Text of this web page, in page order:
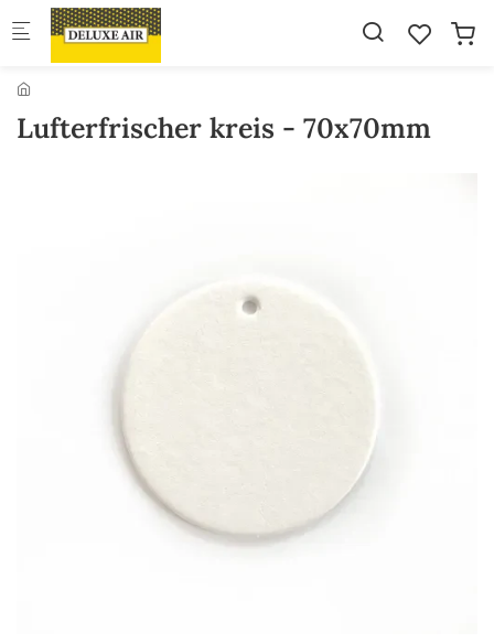
Skip to main content
Lufterfrischer kreis - 70x70mm